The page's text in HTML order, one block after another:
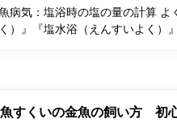
病気：塩浴時の塩の量の計算 よ
）』『塩水浴（えんすいよく）
すくいの金魚の飼い方 初